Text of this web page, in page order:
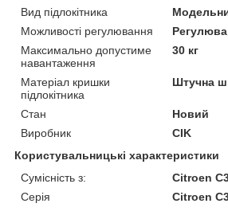
Вид підлокітника
Можливості регулювання
Максимально допустиме
навантаження
30 кг
Матеріал кришки
підлокітника
Штучна
Стан
Новий
Виробник
CIK
Користувальницькі характеристики
Сумісність з:
Citroen
Серія
Citroen